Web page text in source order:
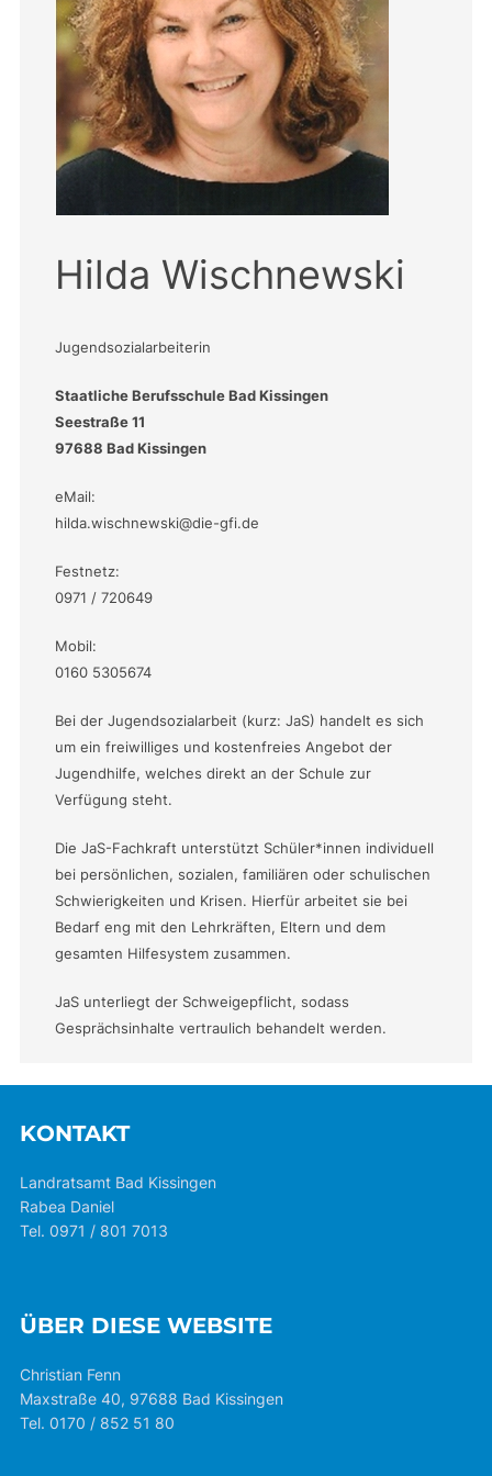
Hilda Wischnewski
Jugendsozialarbeiterin
Staatliche Berufsschule Bad Kissingen
Seestraße 11
97688 Bad Kissingen
eMail:
hilda.wischnewski@die-gfi.de
Festnetz:
0971 / 720649
Mobil:
0160 5305674
Bei der Jugendsozialarbeit (kurz: JaS) handelt es sich
um ein freiwilliges und kostenfreies Angebot der
Jugendhilfe, welches direkt an der Schule zur
Verfügung steht.
Die JaS-Fachkraft unterstützt Schüler*innen individuell
bei persönlichen, sozialen, familiären oder schulischen
Schwierigkeiten und Krisen. Hierfür arbeitet sie bei
Bedarf eng mit den Lehrkräften, Eltern und dem
gesamten Hilfesystem zusammen.
JaS unterliegt der Schweigepflicht, sodass
Gesprächsinhalte vertraulich behandelt werden.
KONTAKT
Landratsamt Bad Kissingen
Rabea Daniel
Tel. 0971 / 801 7013
ÜBER DIESE WEBSITE
Christian Fenn
Maxstraße 40, 97688 Bad Kissingen
Tel. 0170 / 852 51 80